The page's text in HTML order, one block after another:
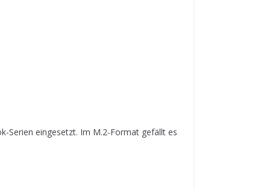
Serien eingesetzt. Im M.2-Format gefällt es